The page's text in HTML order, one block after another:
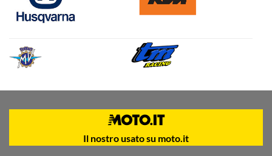
Il nostro usato su moto.it